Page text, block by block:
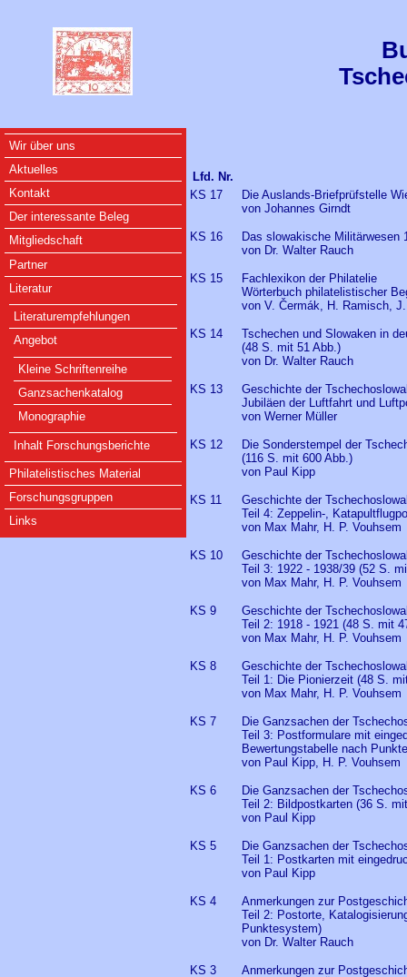
Lfd. Nr.
KS 17
Die Auslands-Briefprüfstelle
von Johannes Girndt
KS 16
Das slowakische Militärwesen
von Dr. Walter Rauch
KS 15
Fachlexikon der Philatelie
Wörterbuch philatelistischer
von V. Čermák, H. Ramisch,
KS 14
Tschechen und Slowaken in
(48 S. mit 51 Abb.)
von Dr. Walter Rauch
KS 13
Geschichte der
Jubiläen der Luftfahrt und
von Werner Müller
KS 12
Die Sonderstempel der
(116 S. mit 600 Abb.)
von Paul Kipp
KS 11
Geschichte der
Teil 4: Zeppelin-,
von Max Mahr, H. P. Vouhsem
KS 10
Geschichte der
Teil 3: 1922 - 1938/39 (52 S.
von Max Mahr, H. P. Vouhsem
KS 9
Geschichte der
Teil 2: 1918 - 1921 (48 S. mit
von Max Mahr, H. P. Vouhsem
KS 8
Geschichte der
Teil 1: Die Pionierzeit (48 S.
von Max Mahr, H. P. Vouhsem
KS 7
Die Ganzsachen der
Teil 3: Postformulare mit
Bewertungstabelle nach
von Paul Kipp, H. P. Vouhsem
KS 6
Die Ganzsachen der
Teil 2: Bildpostkarten (36 S.
von Paul Kipp
KS 5
Die Ganzsachen der
Teil 1: Postkarten mit
von Paul Kipp
KS 4
Anmerkungen zur
Teil 2: Postorte,
Punktesystem)
von Dr. Walter Rauch
KS 3
Anmerkungen zur
Wir über uns
Aktuelles
Kontakt
Der interessante Beleg
Mitgliedschaft
Partner
Literatur
Literaturempfehlungen
Angebot
Kleine Schriftenreihe
Ganzsachenkatalog
Monographie
Inhalt Forschungsberichte
Philatelistisches Material
Forschungsgruppen
Links